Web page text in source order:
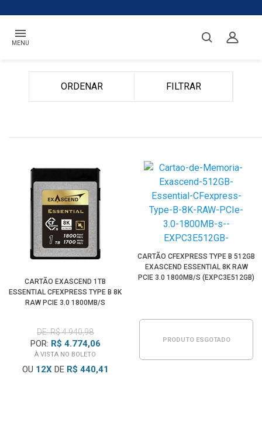
MENU
ORDENAR FILTRAR
CARTÃO EXASCEND 1TB
ESSENTIAL CFEXPRESS TYPE B 8K
RAW PCIE 3.0 1800MB/S
DE: R$ 4.940,98
POR: R$ 4.774,06
À VISTA NO BOLETO
OU 12XDE R$ 440,41
CARTÃO CFEXPRESS TYPE B 512GB
EXASCEND ESSENTIAL 8K RAW
PCIE 3.0 1800MB/S (EXPC3E512GB)
PRODUTO ESGOTADO